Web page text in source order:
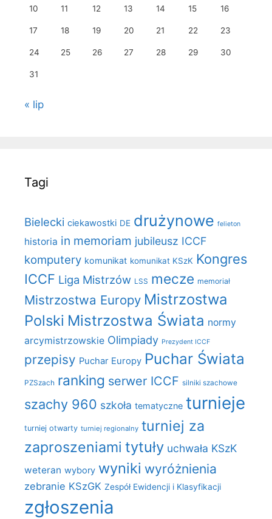
10 11 12 13 14 15 16
17 18 19 20 21 22 23
24 25 26 27 28 29 30
31
« lip
Tagi
Bielecki ciekawostki DE drużynowe felieton
historia in memoriam jubileusz ICCF
komputery komunikat komunikat KSzK Kongres
ICCF Liga Mistrzów LSS mecze memoriał
Mistrzostwa Europy Mistrzostwa
Polski Mistrzostwa Świata normy
arcymistrzowskie Olimpiady Prezydent ICCF
przepisy Puchar Europy Puchar Świata
PZSzach ranking serwer ICCF silniki szachowe
szachy 960 szkoła tematyczne turnieje
turniej otwarty turniej regionalny turniej za
zaproszeniami tytuły uchwała KSzK
weteran wybory wyniki wyróżnienia
zebranie KSzGK Zespół Ewidencji i Klasyfikacji
zgłoszenia